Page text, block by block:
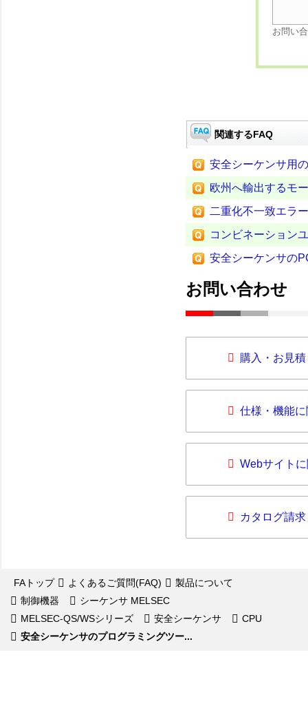
お問い
関連するFAQ
安全シーケンサ用
欧州へ輸出するモ
二重化不一致エラ
コンビネーション
安全シーケンサの
お問い合わせ
購入・お見
仕様・機能
Webサイト
カタログ請求
FAトップ よくあるご質問(FAQ)
製品について
制御機器
シーケンサ MELSEC
MELSEC-QS/WSシリーズ
安全シーケンサ
CPU
安全シーケンサのプログラミングツー...